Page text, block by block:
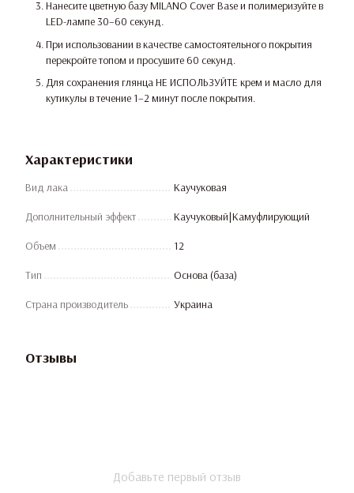
Нанесите цветную базу MILANO Cover Base и полимеризуйте в
LED-лампе 30–60 секунд.
При использовании в качестве самостоятельного покрытия
перекройте топом и просушите 60 секунд.
Для сохранения глянца НЕ ИСПОЛЬЗУЙТЕ крем и масло для
кутикулы в течение 1–2 минут после покрытия.
Характеристики
Вид лака Каучуковая
Дополнительный эффект Каучуковый|Камуфлирующий
Объем 12
Тип Основа (база)
Страна производитель Украина
Отзывы
Добавьте первый отзыв